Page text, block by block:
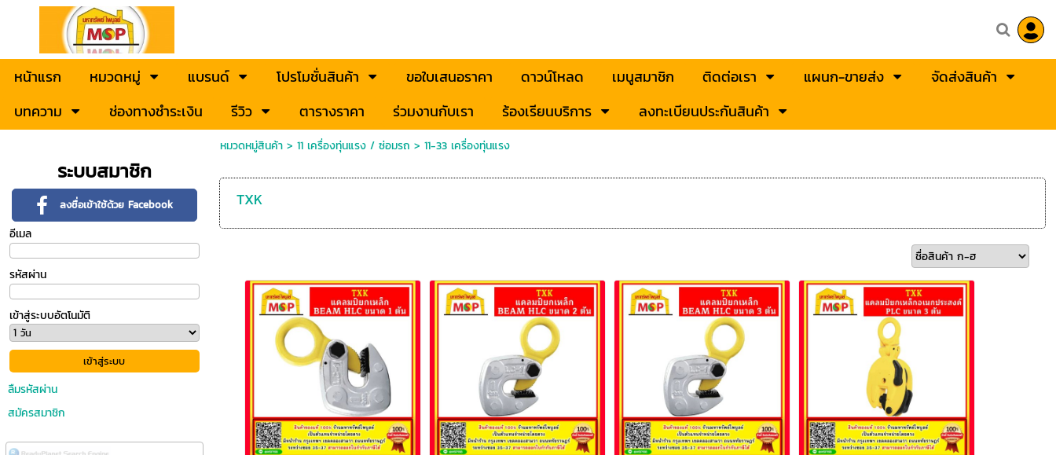
หน้าแรก หมวดหมู่ แบรนด์ โปรโมชั่นสินค้า ขอใบเสนอราคา ดาวน์โหลด เมนูสมาชิก ติดต่อเรา แผนก-ขายส่ง
จัดส่งสินค้า
บทความ
ช่องทางชำระเงิน รีวิว ตารางราคา ร่วมงานกับเรา ร้องเรียนบริการ ลงทะเบียนประกันสินค้า
ระบบสมาชิก
ลงชื่อเข้าใช้ด้วย Facebook
อีเมล
รหัสผ่าน
เข้าสู่ระบบอัตโนมัติ
ลืมรหัสผ่าน
สมัครสมาชิก
หมวดหมู่สินค้า> 11 เครื่องทุ่นแรง / ซ่อมรถ > 11-33 เครื่องทุ่นแรง
TXK